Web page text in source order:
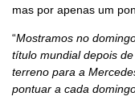
mas por apenas um
“Mostramos no
título mundial depois
terreno para a
pontuar a cada